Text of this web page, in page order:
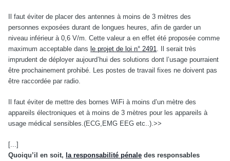
Il faut éviter de placer des antennes à moins de 3 mètres des
personnes exposées durant de longues heures, afin de garder un
niveau inférieur à 0,6 V/m. Cette valeur a en effet été proposée comme
maximum acceptable dans le projet de loi n° 2491
. Il serait très
imprudent de déployer aujourd’hui des solutions dont l’usage pourraient
être prochainement prohibé. Les postes de travail fixes ne doivent pas
être raccordée par radio.
Il faut éviter de mettre des bornes WiFi à moins d’un mètre des
appareils électroniques et à moins de 3 mètres pour les appareils à
usage médical sensibles.(ECG,EMG EEG etc..).>>
[...]
Quoiqu’il en soit, la responsabilité pénale des responsables